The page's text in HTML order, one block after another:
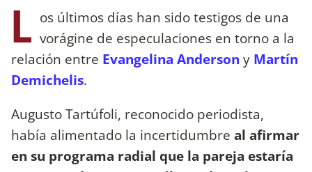
L os últimos días han sido testigos de una
vorágine de especulaciones en torno a la
relación entre Evangelina Anderson y Martín
Demichelis.
Augusto Tartúfoli, reconocido periodista,
había alimentado la incertidumbre al afirmar
en su programa radial que la pareja estaría